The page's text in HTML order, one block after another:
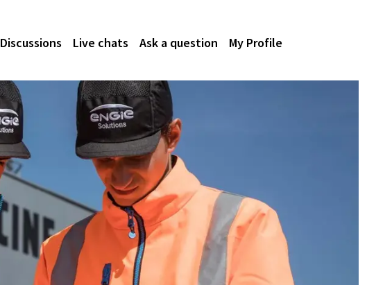
Discussions Live chats Ask a question My Profile